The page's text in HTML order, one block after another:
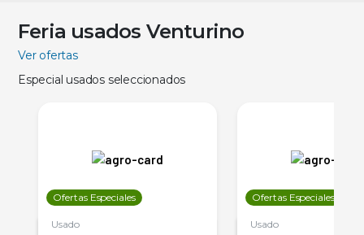
Feria usados Venturino
Ver ofertas
Especial usados seleccionados
Ofertas Especiales
Usado
Ofertas Especiales
Usado